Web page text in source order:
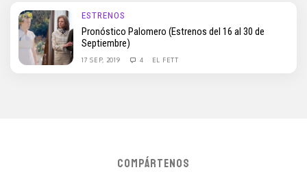
ESTRENOS
Pronóstico Palomero (Estrenos del 16 al 30 de
Septiembre)
17 SEP, 2019 4 EL FETT
COMPÁRTENOS